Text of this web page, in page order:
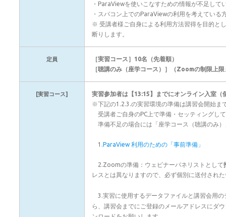
・ParaViewを使いこなすための情報が不足して
・スパコン上でのParaViewの利用を考えている
※ 受講者様ご自身による利用方法習得を目的と
断りします。
定員
［実習コース］10名（先着順）
［聴講のみ（座学コース）］（Zoomの制限上
[実習コース]
実習参加者は【13:15】までにオンライン入室（
※下記の1.2.3.の実習環境の準備は講習会開始ま
受講者ご自身のPC上で準備・セッティングし
準備不足の場合には「座学コース（聴講のみ
1.ParaView 利用のための「事前準備」
2.Zoomの準備：ウェビナーパネリストとして
レスとは異なりますので、必ず個別に送付され
3.実習に使用するデータファイルと講習会用の
ら、講習会までにご登録のメールアドレスにダ